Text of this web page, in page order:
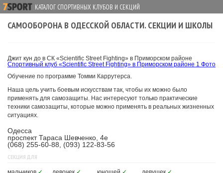
КАТАЛОГ СПОРТИВНЫХ КЛУБОВ И СЕКЦИЙ
САМООБОРОНА В ОДЕССКОЙ ОБЛАСТИ. СЕКЦИИ И ШКОЛЫ
Джит кун до в СК «Scientific Street Fighting» в Приморском районе
Спортивный клуб «Scientific Street Fighting» в Приморском районе 1 Фото
Обучение по программе Томми Каррутерса.
Наша цель учить боевым искусствам так, чтобы их можно было
применять для самозащиты. Нас интересуют только практические
техники самозащиты, которые можно применять в реальных жизненных
ситуациях.
Одесса
проспект Тараса Шевченко, 4е
(068) 255-60-88, (093) 122-83-56
СЕКЦИЯ ДЛЯ